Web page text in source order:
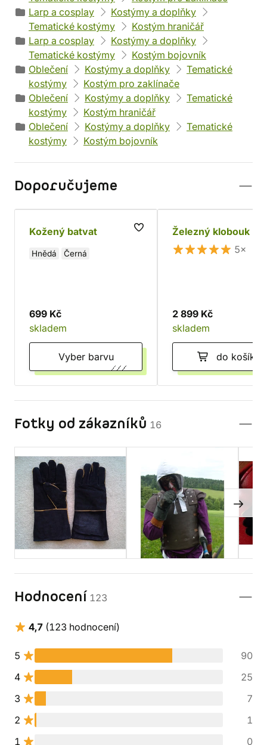
Larp a cosplay
Kostýmy a doplňky
Tematické kostýmy
Kostým hraničář
Larp a cosplay
Kostýmy a doplňky
Tematické kostýmy
Kostým bojovník
Oblečení
Kostýmy a doplňky
Tematické
kostýmy
Kostým pro zaklínače
Oblečení
Kostýmy a doplňky
Tematické
kostýmy
Kostým hraničář
Oblečení
Kostýmy a doplňky
Tematické
kostýmy
Kostým bojovník
Doporučujeme
Kožený batvat
Hnědá Černá
699 Kč
skladem
Vyber barvu
Železný klobouk
5×
2 899 Kč
skladem
do košíku
Fotky od zákazníků 16
Hodnocení 123
4,7 (123 hodnocení)
5
90
4
25
3
7
2
1
1
0